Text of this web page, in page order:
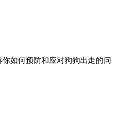
如何预防和应对狗狗出走的问